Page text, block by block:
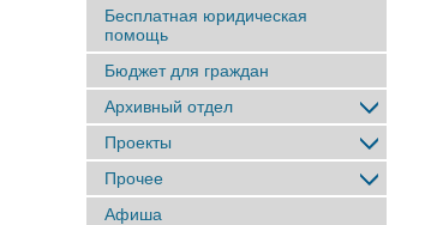
Бесплатная юридическая
помощь
Бюджет для граждан
Архивный отдел
Проекты
Прочее
Афиша